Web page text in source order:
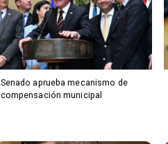
Senado aprueba mecanismo de
compensación municipal